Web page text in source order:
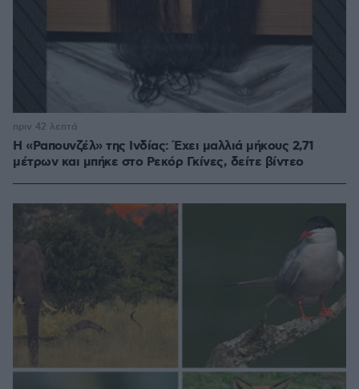
Η «Ραπουνζέλ» της Ινδίας: Έχει μαλλιά μήκους 2,71
μέτρων και μπήκε στο Ρεκόρ Γκίνες, δείτε βίντεο
πριν 42 λεπτά